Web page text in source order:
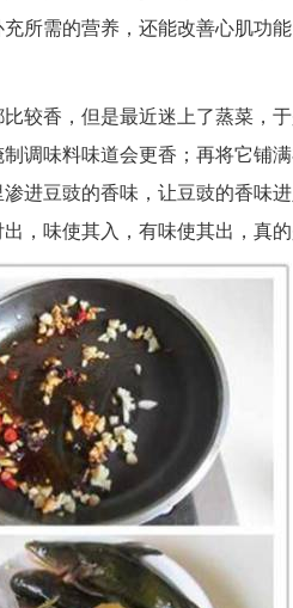
所需的营养，还能改善心肌功
较香，但是最近迷上了蒸菜，
调味料味道会更香；再将它铺
进豆豉的香味，让豆豉的香味
，味使其入，有味使其出，真的